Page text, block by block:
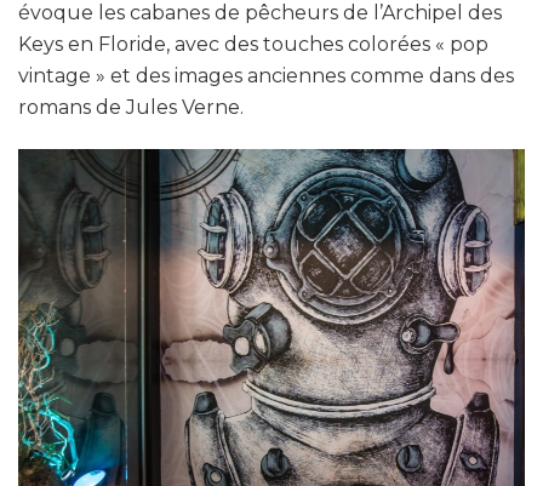
évoque les cabanes de pêcheurs de l’Archipel des
Keys en Floride, avec des touches colorées « pop
vintage » et des images anciennes comme dans des
romans de Jules Verne.